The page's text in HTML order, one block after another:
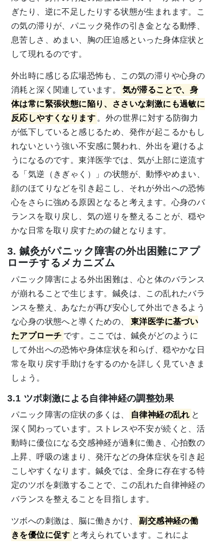
ぎたり、逆に不足したりする状態が生まれます。こ
の気の滞りが、パニック発作の引き金となる動悸、
息苦しさ、めまい、胸の圧迫感といった身体症状と
して現れるのです。
外出時に感じる広場恐怖も、この気の滞りや心身の
消耗と深く関連しています。
気が滞ることで、身
体は常に緊張状態に陥り、ささいな刺激にも過敏に
反応しやすくなります 。外の世界に対する防御力
が低下していると感じるため、発作が起こるかもし
れないという強い不安感に襲われ、外出を避けるよ
うになるのです。東洋医学では、気が上部に逆流す
る「気逆（きぎゃく）」の状態が、動悸やめまい、
顔のほてりなどを引き起こし、それが外出への恐怖
心をさらに強める原因となると考えます。心身のバ
ランスを取り戻し、気の巡りを整えることが、穏や
かな日常を取り戻すための鍵となります。
3. 鍼灸がパニック障害の外出困難にアプ
ローチするメカニズム
パニック障害による外出困難は、心と体のバランス
が崩れることで生じます。鍼灸は、この乱れたバラ
ンスを整え、あなたが再び安心して外出できるよう
な心身の状態へと導くための、
東洋医学に基づい
たアプローチ です。ここでは、鍼灸がどのように
して外出への恐怖や身体症状を和らげ、穏やかな日
常を取り戻す手助けをするのかを詳しく見ていきま
しょう。
3.1 ツボ刺激による自律神経の調整効果
パニック障害の症状の多くは、 自律神経の乱れ と
深く関わっています。ストレスや不安が続くと、活
動時に優位になる交感神経が過剰に働き、心拍数の
上昇、呼吸の速まり、発汗などの身体症状を引き起
こしやすくなります。鍼灸では、全身に存在する特
定のツボを刺激することで、この乱れた自律神経の
バランスを整えることを目指します。
ツボへの刺激は、脳に働きかけ、
副交感神経の働
きを優位に促す と考えられています。これによ